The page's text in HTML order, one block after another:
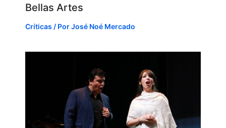
Bellas Artes
Críticas / PorJosé Noé Mercado